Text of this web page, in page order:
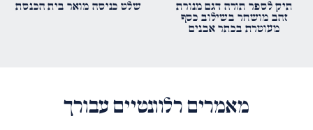
תיק לספר תורה דגם מנורת
זהב מושחר בשילוב כסף
מעוטרת בכתר אבנים
שלט כניסה מואר בית הכנסת
מאמרים רלוונטיים עבורך